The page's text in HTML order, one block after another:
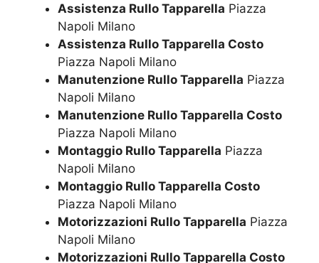
Assistenza Rullo Tapparella Piazza
Napoli Milano
Assistenza Rullo Tapparella Costo
Piazza Napoli Milano
Manutenzione Rullo Tapparella Piazza
Napoli Milano
Manutenzione Rullo Tapparella Costo
Piazza Napoli Milano
Montaggio Rullo Tapparella Piazza
Napoli Milano
Montaggio Rullo Tapparella Costo
Piazza Napoli Milano
Motorizzazioni Rullo Tapparella Piazza
Napoli Milano
Motorizzazioni Rullo Tapparella Costo